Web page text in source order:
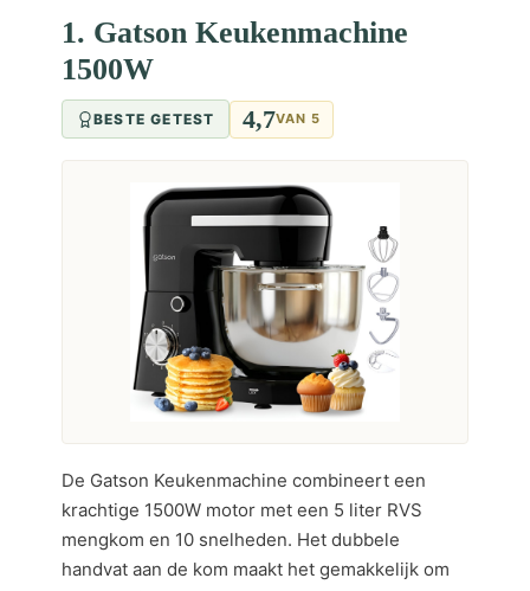
1. Gatson Keukenmachine
1500W
BESTE GETEST 4,7VAN 5
De Gatson Keukenmachine combineert een
krachtige 1500W motor met een 5 liter RVS
mengkom en 10 snelheden. Het dubbele
handvat aan de kom maakt het gemakkelijk om